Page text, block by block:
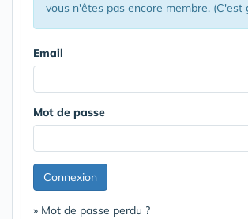
vous n'êtes pas encore membre. (C'est
Email
Mot de passe
Connexion
» Mot de passe perdu ?